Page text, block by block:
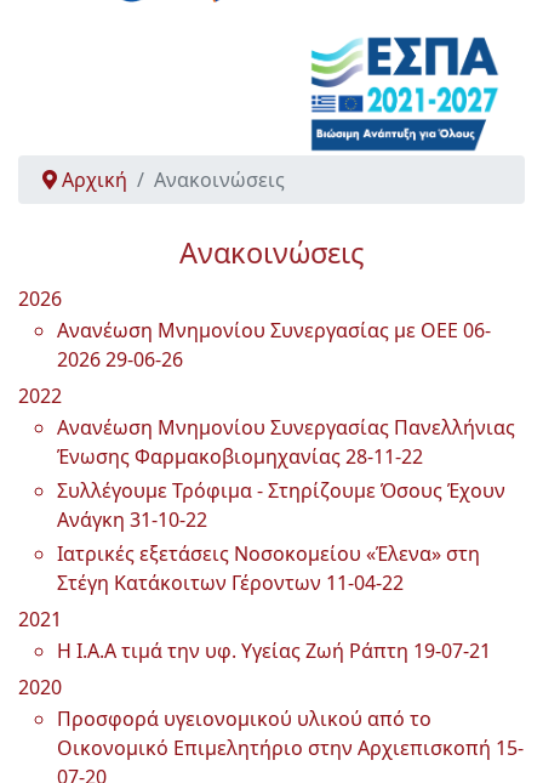
Αρχική Ανακοινώσεις
Ανακοινώσεις
2026
Ανανέωση Μνημονίου Συνεργασίας με OEE 06-
202629-06-26
2022
Ανανέωση Μνημονίου Συνεργασίας Πανελλήνιας
Ένωσης Φαρμακοβιομηχανίας28-11-22
Συλλέγουμε Τρόφιμα - Στηρίζουμε Όσους Έχουν
Ανάγκη 31-10-22
Ιατρικές εξετάσεις Νοσοκομείου «Έλενα» στη
Στέγη Κατάκοιτων Γέροντων 11-04-22
2021
Η Ι.Α.Α τιμά την υφ. Υγείας Ζωή Ράπτη 19-07-21
2020
Προσφορά υγειονομικού υλικού από το
Οικονομικό Επιμελητήριο στην Αρχιεπισκοπή 15-
07-20